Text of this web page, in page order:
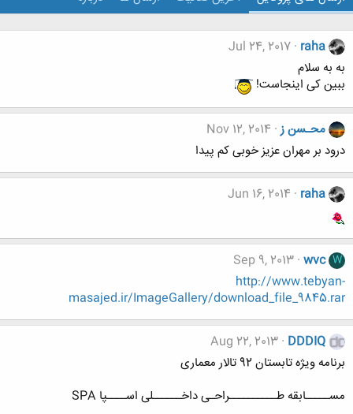
raha
Jul 24, 2017
به به سلام
ببین کی اینجاست!
محـسن ز Nov 12, 2014
درود بر مهران عزیز خوبی کم پیدا
raha
Jun 16, 2014
W
wvc
Sep 9, 2013
http://www.tebyan-
masajed.ir/ImageGallery/download_file_9845.rar
DDDIQ
Aug 22, 2013
برنامه ویژه تابستان 92 تالار معماری
مســـــابقه طــــــــــراحـی داخــــــلی اســــپا SPA